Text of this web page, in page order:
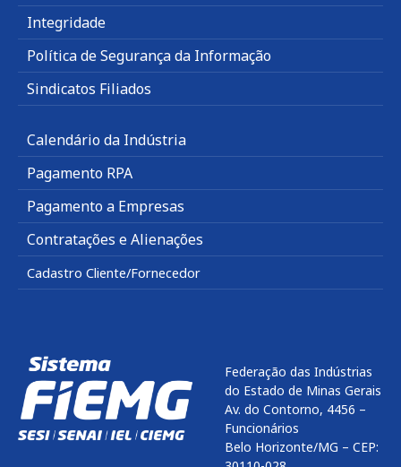
Integridade
Política de Segurança da Informação
Sindicatos Filiados
Calendário da Indústria
Pagamento RPA
Pagamento a Empresas
Contratações e Alienações
Cadastro Cliente/Fornecedor
Federação das Indústrias
do Estado de Minas Gerais
Av. do Contorno, 4456 –
Funcionários
Belo Horizonte/MG – CEP: